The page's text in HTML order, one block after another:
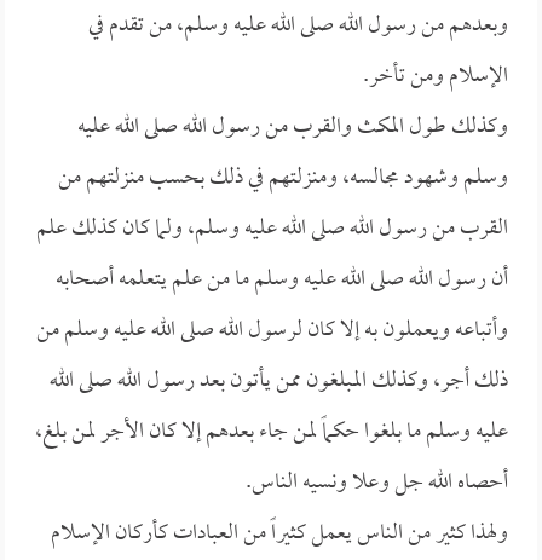
وبعدهم من رسول الله صلى الله عليه وسلم، من تقدم في
الإسلام ومن تأخر.
وكذلك طول المكث والقرب من رسول الله صلى الله عليه
وسلم وشهود مجالسه، ومنزلتهم في ذلك بحسب منزلتهم من
القرب من رسول الله صلى الله عليه وسلم، ولما كان كذلك علم
أن رسول الله صلى الله عليه وسلم ما من علم يتعلمه أصحابه
وأتباعه ويعملون به إلا كان لرسول الله صلى الله عليه وسلم من
ذلك أجر، وكذلك المبلغون ممن يأتون بعد رسول الله صلى الله
عليه وسلم ما بلغوا حكماً لمن جاء بعدهم إلا كان الأجر لمن بلغ،
أحصاه الله جل وعلا ونسيه الناس.
ولهذا كثير من الناس يعمل كثيراً من العبادات كأركان الإسلام